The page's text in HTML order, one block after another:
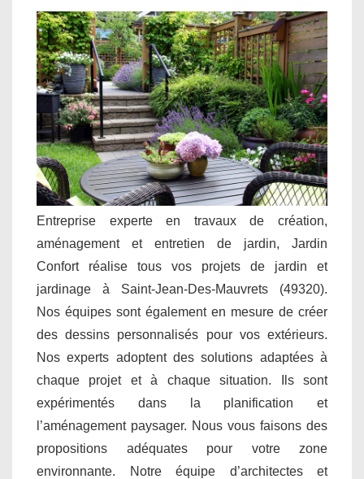
Entreprise experte en travaux de création,
aménagement et entretien de jardin, Jardin
Confort réalise tous vos projets de jardin et
jardinage à Saint-Jean-Des-Mauvrets (49320).
Nos équipes sont également en mesure de créer
des dessins personnalisés pour vos extérieurs.
Nos experts adoptent des solutions adaptées à
chaque projet et à chaque situation. Ils sont
expérimentés dans la planification et
l’aménagement paysager. Nous vous faisons des
propositions adéquates pour votre zone
environnante. Notre équipe d’architectes et